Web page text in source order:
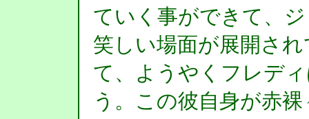
ていく事ができて、
笑しい場面が展開さ
て、ようやくフレデ
う。この彼自身が赤